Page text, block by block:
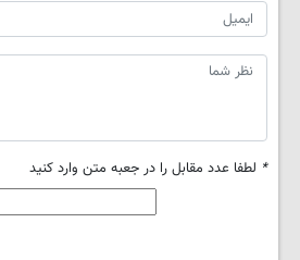
* لطفا عدد مقابل را در جعبه متن وارد کنید